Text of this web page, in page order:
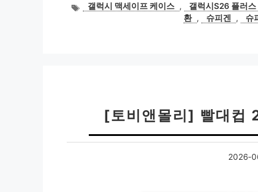
태갤럭시 맥세이프 케이스 , 갤럭시S26 플러스
환 , 슈피겐 , 슈
[토비앤몰리] 빨대컵
2026-